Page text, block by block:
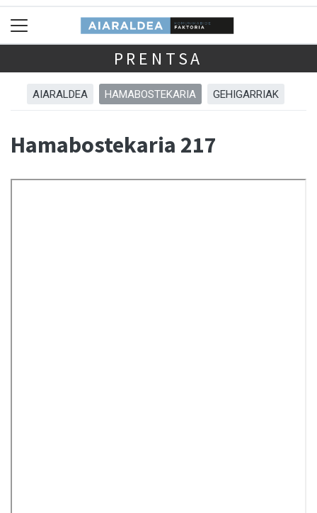
PRENTSA
AIARALDEA HAMABOSTEKARIA GEHIGARRIAK
Hamabostekaria 217